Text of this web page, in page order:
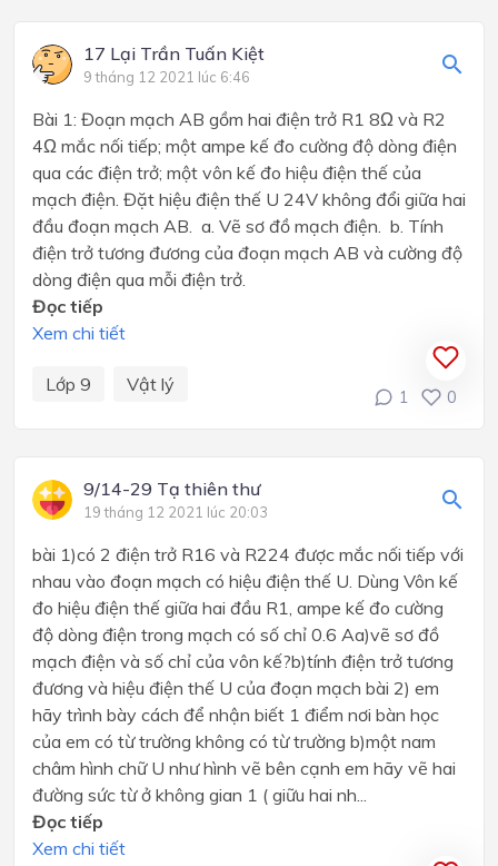
17 Lại Trần Tuấn Kiệt
9 tháng 12 2021 lúc 6:46
Bài 1: Đoạn mạch AB gồm hai điện trở R1 8Ω và R2
4Ω mắc nối tiếp; một ampe kế đo cường độ dòng điện
qua các điện trở; một vôn kế đo hiệu điện thế của
mạch điện. Đặt hiệu điện thế U 24V không đổi giữa hai
đầu đoạn mạch AB. a. Vẽ sơ đồ mạch điện. b. Tính
điện trở tương đương của đoạn mạch AB và cường độ
dòng điện qua mỗi điện trở.
Đọc tiếp
Xem chi tiết
Lớp 9 Vật lý
1 0
9/14-29 Tạ thiên thư
19 tháng 12 2021 lúc 20:03
bài 1)có 2 điện trở R16 và R224 được mắc nối tiếp với
nhau vào đoạn mạch có hiệu điện thế U. Dùng Vôn kế
đo hiệu điện thế giữa hai đầu R1, ampe kế đo cường
độ dòng điện trong mạch có số chỉ 0.6 Aa)vẽ sơ đồ
mạch điện và số chỉ của vôn kế?b)tính điện trở tương
đương và hiệu điện thế U của đoạn mạch bài 2) em
hãy trình bày cách để nhận biết 1 điểm nơi bàn học
của em có từ trường không có từ trường b)một nam
châm hình chữ U như hình vẽ bên cạnh em hãy vẽ hai
đường sức từ ở không gian 1 ( giữu hai nh...
Đọc tiếp
Xem chi tiết